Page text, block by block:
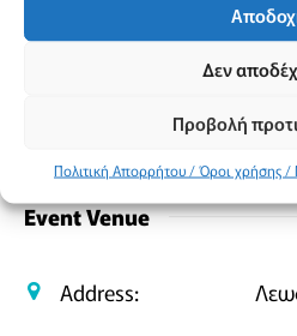
Δεν
Προβολή
Πολιτική Απορρήτου / Όροι χρήσης /
Κοινοποίηση
Facebook
Email
Event Venue
Address: